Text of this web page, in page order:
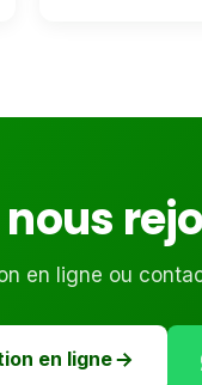
en ligne ou
en ligne